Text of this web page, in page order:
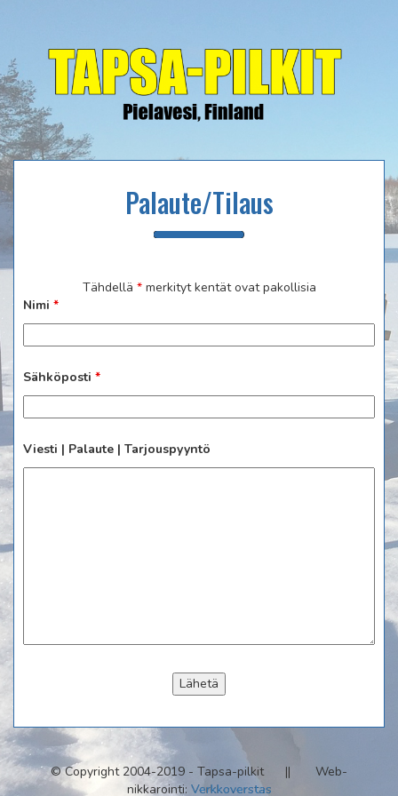
Palaute/Tilaus
Tähdellä *merkityt kentät ovat pakollisia
Nimi *
Sähköposti *
Viesti | Palaute | Tarjouspyyntö
© Copyright 2004-2019 - Tapsa-pilkit || Web-
nikkarointi: Verkkoverstas